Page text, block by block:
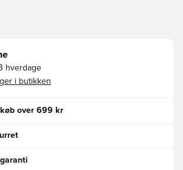
hverdage
i butikken
over 699 kr